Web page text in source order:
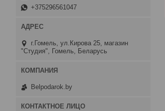
+375296561047
г.Гомель, ул.Кирова 25, магазин
"Студия", Гомель, Беларусь
Belpodarok.by